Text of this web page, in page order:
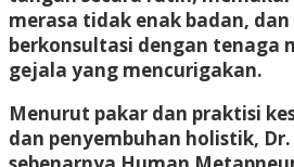
merasa tidak enak badan, dan
berkonsultasi dengan tenaga
gejala yang mencurigakan.
Menurut pakar dan praktisi
dan penyembuhan holistik,